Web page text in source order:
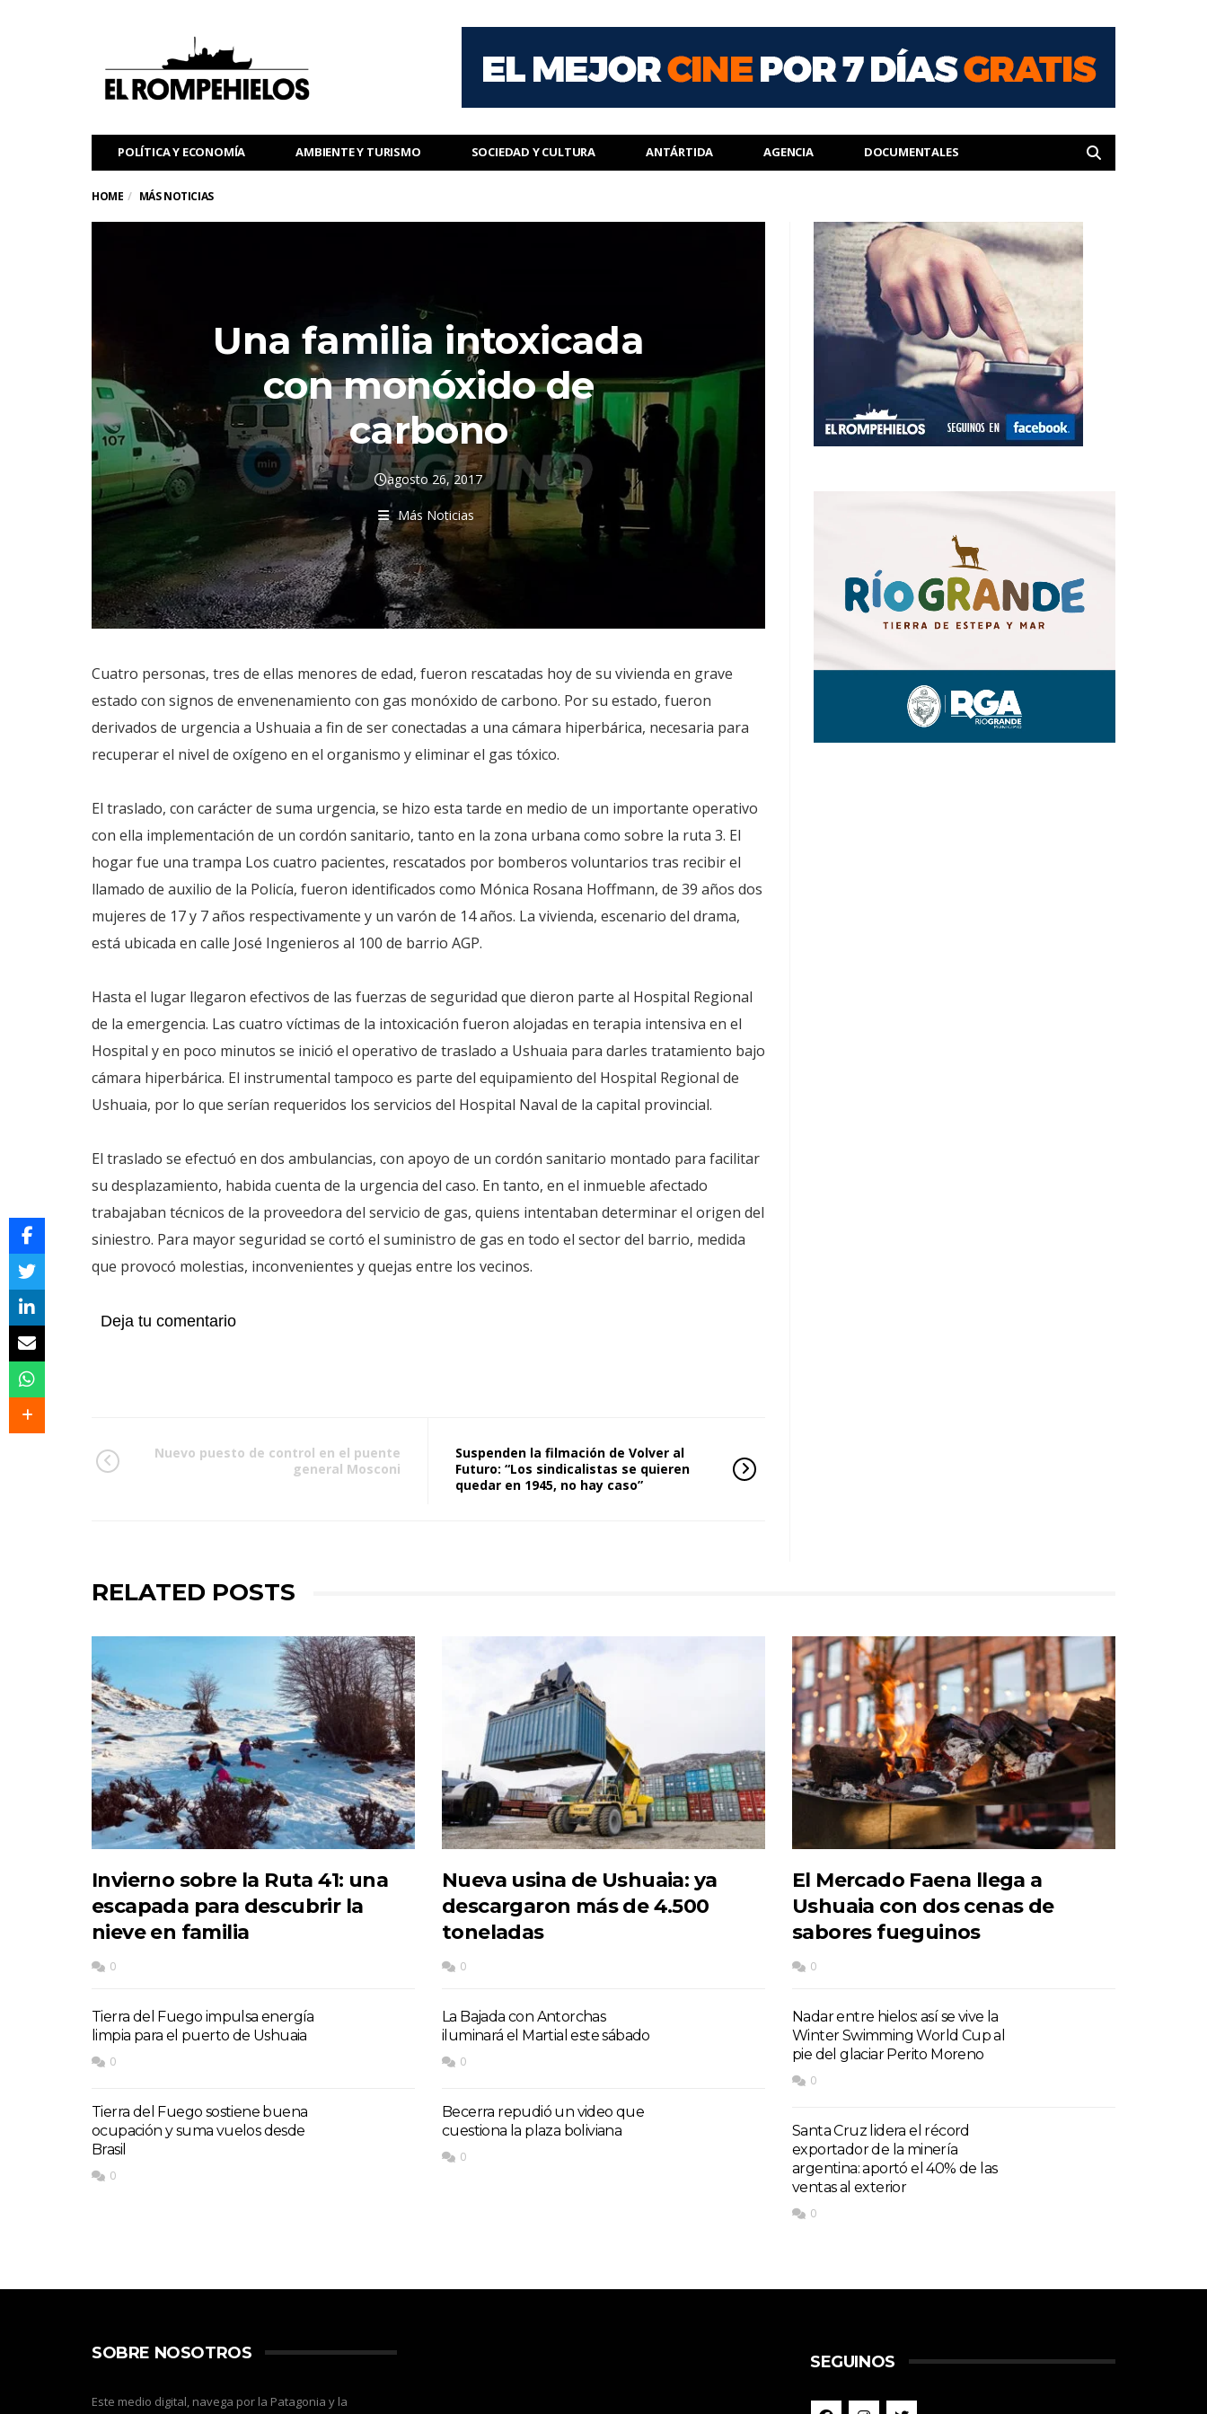
POLÍTICA Y ECONOMÍA AMBIENTE Y TURISMO SOCIEDAD Y CULTURA ANTÁRTIDA AGENCIA DOCUMENTALES
HOME MÁS NOTICIAS
Una familia intoxicada
con monóxido de
carbono
agosto 26, 2017
Más Noticias
Cuatro personas, tres de ellas menores de edad, fueron rescatadas hoy de su vivienda en grave
estado con signos de envenenamiento con gas monóxido de carbono. Por su estado, fueron
derivados de urgencia a Ushuaia a fin de ser conectadas a una cámara hiperbárica, necesaria para
recuperar el nivel de oxígeno en el organismo y eliminar el gas tóxico.
El traslado, con carácter de suma urgencia, se hizo esta tarde en medio de un importante operativo
con ella implementación de un cordón sanitario, tanto en la zona urbana como sobre la ruta 3. El
hogar fue una trampa Los cuatro pacientes, rescatados por bomberos voluntarios tras recibir el
llamado de auxilio de la Policía, fueron identificados como Mónica Rosana Hoffmann, de 39 años dos
mujeres de 17 y 7 años respectivamente y un varón de 14 años. La vivienda, escenario del drama,
está ubicada en calle José Ingenieros al 100 de barrio AGP.
Hasta el lugar llegaron efectivos de las fuerzas de seguridad que dieron parte al Hospital Regional
de la emergencia. Las cuatro víctimas de la intoxicación fueron alojadas en terapia intensiva en el
Hospital y en poco minutos se inició el operativo de traslado a Ushuaia para darles tratamiento bajo
cámara hiperbárica. El instrumental tampoco es parte del equipamiento del Hospital Regional de
Ushuaia, por lo que serían requeridos los servicios del Hospital Naval de la capital provincial.
El traslado se efectuó en dos ambulancias, con apoyo de un cordón sanitario montado para facilitar
su desplazamiento, habida cuenta de la urgencia del caso. En tanto, en el inmueble afectado
trabajaban técnicos de la proveedora del servicio de gas, quiens intentaban determinar el origen del
siniestro. Para mayor seguridad se cortó el suministro de gas en todo el sector del barrio, medida
que provocó molestias, inconvenientes y quejas entre los vecinos.
Deja tu comentario
Nuevo puesto de control en el puente
general Mosconi
Suspenden la filmación de Volver al
Futuro: “Los sindicalistas se quieren
quedar en 1945, no hay caso”
RELATED POSTS
Invierno sobre la Ruta 41: una
escapada para descubrir la
nieve en familia
0
Tierra del Fuego impulsa energía
limpia para el puerto de Ushuaia
0
Tierra del Fuego sostiene buena
ocupación y suma vuelos desde
Brasil
0
Nueva usina de Ushuaia: ya
descargaron más de 4.500
toneladas
0
La Bajada con Antorchas
iluminará el Martial este sábado
0
Becerra repudió un video que
cuestiona la plaza boliviana
0
El Mercado Faena llega a
Ushuaia con dos cenas de
sabores fueguinos
0
Nadar entre hielos: así se vive la
Winter Swimming World Cup al
pie del glaciar Perito Moreno
0
Santa Cruz lidera el récord
exportador de la minería
argentina: aportó el 40% de las
ventas al exterior
0
SOBRE NOSOTROS
Este medio digital, navega por la Patagonia y la
SEGUINOS